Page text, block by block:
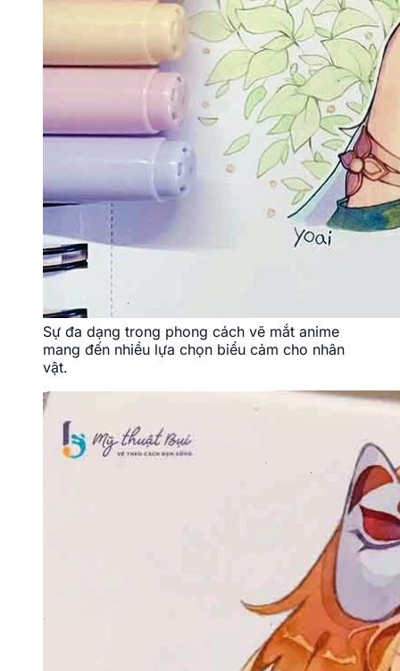
Sự đa dạng trong phong cách vẽ mắt anime
mang đến nhiều lựa chọn biểu cảm cho nhân
vật.